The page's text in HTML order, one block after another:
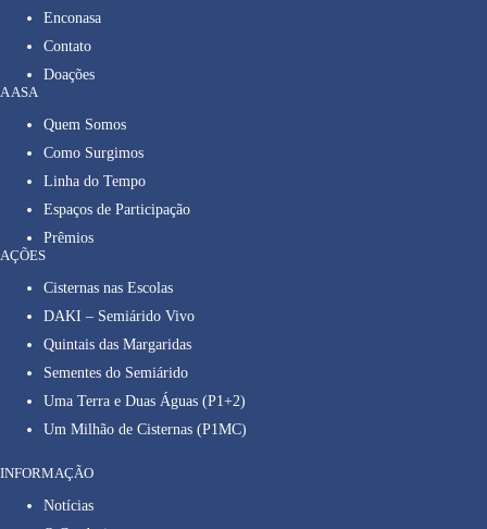
Enconasa
Contato
Doações
A ASA
Quem Somos
Como Surgimos
Linha do Tempo
Espaços de Participação
Prêmios
AÇÕES
Cisternas nas Escolas
DAKI – Semiárido Vivo
Quintais das Margaridas
Sementes do Semiárido
Uma Terra e Duas Águas (P1+2)
Um Milhão de Cisternas (P1MC)
INFORMAÇÃO
Notícias